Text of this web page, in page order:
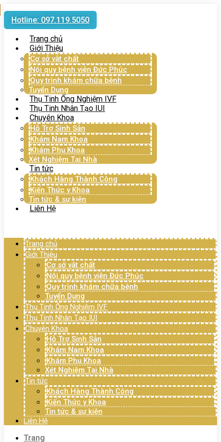
Hotline: 097.119.5050
Trang chủ
Giới Thiệu
Cơ sở vật chất
Nội quy bệnh viện Đức Phúc
Quy trình khám chữa bệnh
Tuyển Dụng
Thụ Tinh Ống Nghiệm IVF
Thụ Tinh Nhân Tạo IUI
Chuyên Khoa
Hỗ Trợ Sinh Sản
Khám Nam Khoa
Khám Phụ Khoa
Xét Nghiệm Tại Nhà
Tin tức
Khách Hàng Thành Công
Kiến Thức y Khoa
Tin tức & sự kiện
Liên Hệ
Trang chủ
Giới Thiệu
Cơ sở vật chất
Nội quy bệnh viện Đức Phúc
Quy trình khám chữa bệnh
Tuyển Dụng
Thụ Tinh Ống Nghiệm IVF
Thụ Tinh Nhân Tạo IUI
Chuyên Khoa
Hỗ Trợ Sinh Sản
Khám Nam Khoa
Khám Phụ Khoa
Xét Nghiệm Tại Nhà
Tin tức
Khách Hàng Thành Công
Kiến Thức y Khoa
Tin tức & sự kiện
Liên Hệ
Trang